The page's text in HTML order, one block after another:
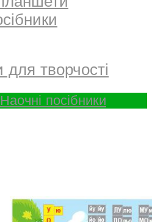
для творчості
Наочні посібники